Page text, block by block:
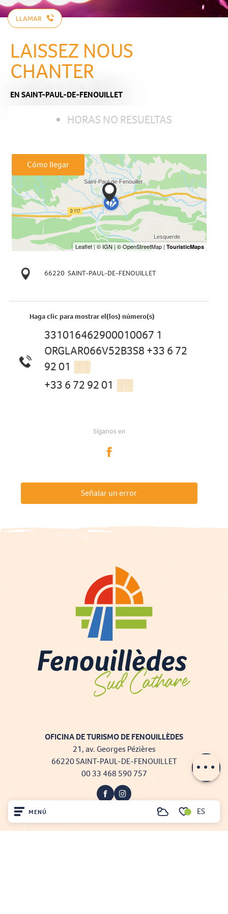
MENÚ
Voir les favoris
Buscar ES
LLAMAR
LAISSEZ NOUS
CHANTER
EN SAINT-PAUL-DE-FENOUILLET
HORAS NO RESUELTAS
Cómo llegar
66220 SAINT-PAUL-DE-FENOUILLET
Haga clic para mostrar el(los) número(s)
331016462900010067 1
ORGLAR066V52B3S8 +33 6 72
92 01 ▒▒
+33 6 72 92 01 ▒▒
Síganos en
Señalar un error
OFICINA DE TURISMO DE FENOUILLÈDES
21, av. Georges Pézières
66220 SAINT-PAUL-DE-FENOUILLET
00 33 468 590 757